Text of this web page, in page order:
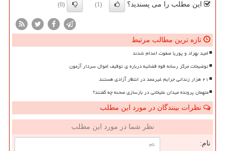
این مطلب را می پسندید؟ (1)
(0)
تازه ترین مطالب مرتبط
امید بهزاد و پوریا صفوت اعدام شدند
توضیحات مرکز رسانه قوه قضائیه درباره ی توقیف اموال سردار آزمون
۲۱ هزار زندانی جرایم غیرعمد در انتظار آزادی هستند
متهمان پرونده میدان علیخانی در بازسازی صحنه چه گفتند؟
نظرات بینندگان در مورد این مطلب
نظر شما در مورد این مطلب
نام: